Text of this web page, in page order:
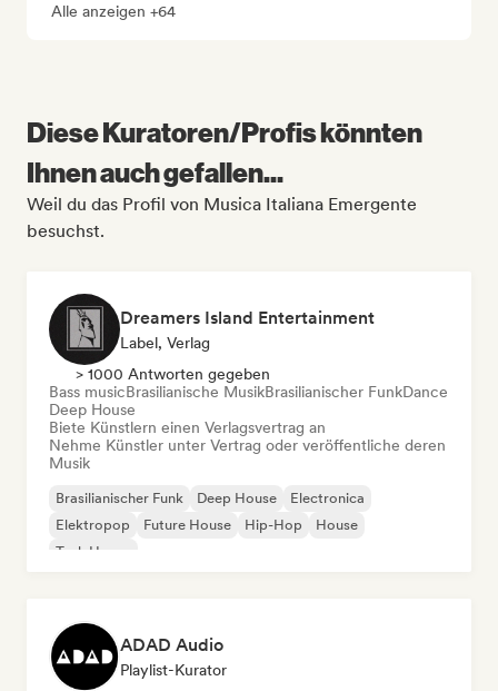
Alle anzeigen +64
Diese Kuratoren/Profis könnten
Ihnen auch gefallen...
Weil du das Profil von Musica Italiana Emergente
besuchst.
Dreamers Island Entertainment
Label, Verlag
> 1000 Antworten gegeben
Bass musicBrasilianische MusikBrasilianischer FunkDance
Deep House
Biete Künstlern einen Verlagsvertrag an
Nehme Künstler unter Vertrag oder veröffentliche deren
Musik
Brasilianischer Funk Deep House
Electronica
Elektropop
Future House Hip-Hop
House
Tech House
ADAD Audio
Playlist-Kurator